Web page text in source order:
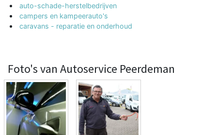
auto-schade-herstelbedrijven
campers en kampeerauto's
caravans - reparatie en onderhoud
Foto's van Autoservice Peerdeman